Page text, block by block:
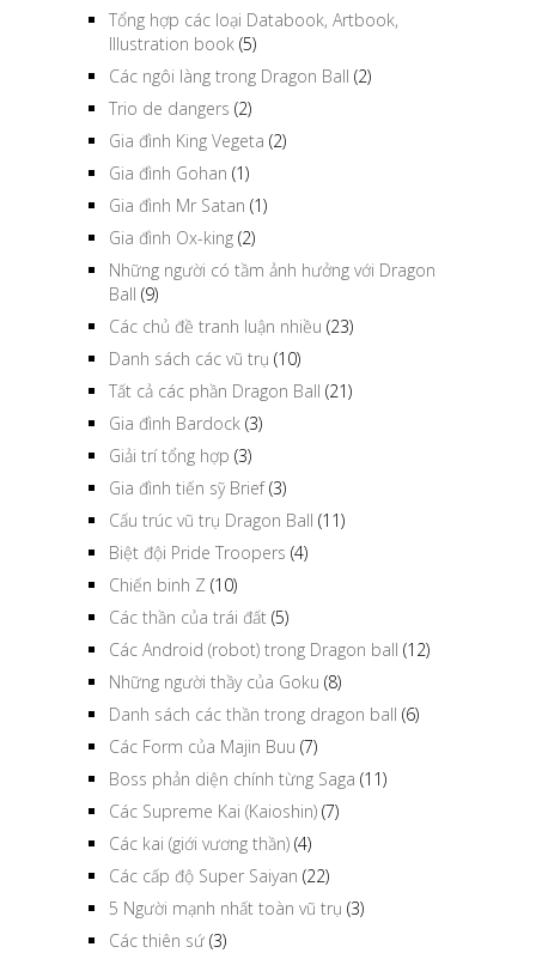
Tổng hợp các loại Databook, Artbook,
Illustration book (5)
Các ngôi làng trong Dragon Ball (2)
Trio de dangers (2)
Gia đình King Vegeta (2)
Gia đình Gohan (1)
Gia đình Mr Satan (1)
Gia đình Ox-king (2)
Những người có tầm ảnh hưởng với Dragon
Ball (9)
Các chủ đề tranh luận nhiều (23)
Danh sách các vũ trụ (10)
Tất cả các phần Dragon Ball (21)
Gia đình Bardock (3)
Giải trí tổng hợp (3)
Gia đình tiến sỹ Brief(3)
Cấu trúc vũ trụ Dragon Ball (11)
Biệt đội Pride Troopers (4)
Chiến binh Z (10)
Các thần của trái đất (5)
Các Android (robot) trong Dragon ball (12)
Những người thầy của Goku (8)
Danh sách các thần trong dragon ball (6)
Các Form của Majin Buu (7)
Boss phản diện chính từng Saga (11)
Các Supreme Kai (Kaioshin) (7)
Các kai (giới vương thần) (4)
Các cấp độ Super Saiyan (22)
5 Người mạnh nhất toàn vũ trụ (3)
Các thiên sứ (3)